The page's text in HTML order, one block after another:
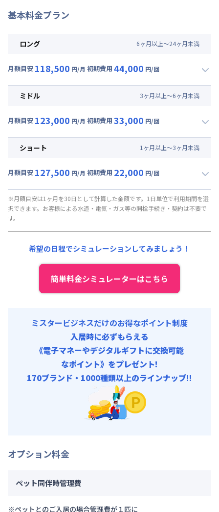
基本料金プラン
ロング 6ヶ月以上～24ヶ月未満
月額目安 118,500 円/月 初期費用 44,000 円/回
月額賃料目安(30日利用)
光熱費他 : 0円/月 (0円/日) ※賃料に含める
その他費用 :
初期費用
ミドル 3ヶ月以上～6ヶ月未満
月額目安 123,000 円/月 初期費用 33,000 円/回
月額賃料目安(30日利用)
光熱費他 : 0円/月 (0円/日) ※賃料に含める
その他費用 :
管理費: 37,500円/月 (1,250円/日)
初期費用
ショート 1 ヶ月以上～3ヶ月未満
月額目安 127,500 円/月 初期費用 22,000 円/回
月額賃料目安(30日利用)
賃料 : 90,000円/月 (3,000円/日)
光熱費他 :
その他費用 :
37,500円/月 (1,250円/日)
契約事務手数料 : 5,000円/回 (税抜)
※月額目安は1ヶ月を30日として計算した金額です。1日単位で利用期間を選
択できます。お客様による水道・電気・ガス等の開栓手続き・契約は不要で
す。
希望の日程でシミュレーションしてみましょう！
簡単料金シミュレーターはこちら
ミスタービジネスだけのお得なポイント制度
入居時に必ずもらえる
《電子マネーやデジタルギフトに交換可能
なポイント》をプレゼント!
170ブランド・1000種類以上のラインナップ!!
オプション料金
ペット同伴時管理費
※ペットとのご入居の場合管理費が１匹に